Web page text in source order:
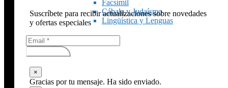
Facsímil
Cábala y Judaísmo
Lingüística y Lenguas
Suscríbete para recibir actualizaciones sobre novedades
y ofertas especiales
Subscribirse
×
Gracias por tu mensaje. Ha sido enviado.